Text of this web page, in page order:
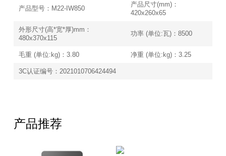
产品型号：M22-IW850
产品尺寸(mm)：
420x260x65
外形尺寸(高*宽*厚)mm：
480x370x115
功率 (单位:瓦)：8500
毛重 (单位:kg)：3.80 净重 (单位:kg)：3.25
3C认证编号：2021010706424494
产品推荐